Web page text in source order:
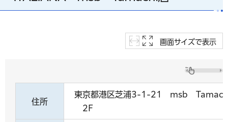
画面サイズで表示
住所
東京都港区芝浦3-1-21 msb Tamachi
2F